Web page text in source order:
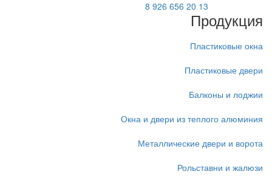
8 926 656 20 13
Продукция
Пластиковые окна
Пластиковые двери
Балконы и лоджии
Окна и двери из теплого алюминия
Металлические двери и ворота
Рольставни и жалюзи